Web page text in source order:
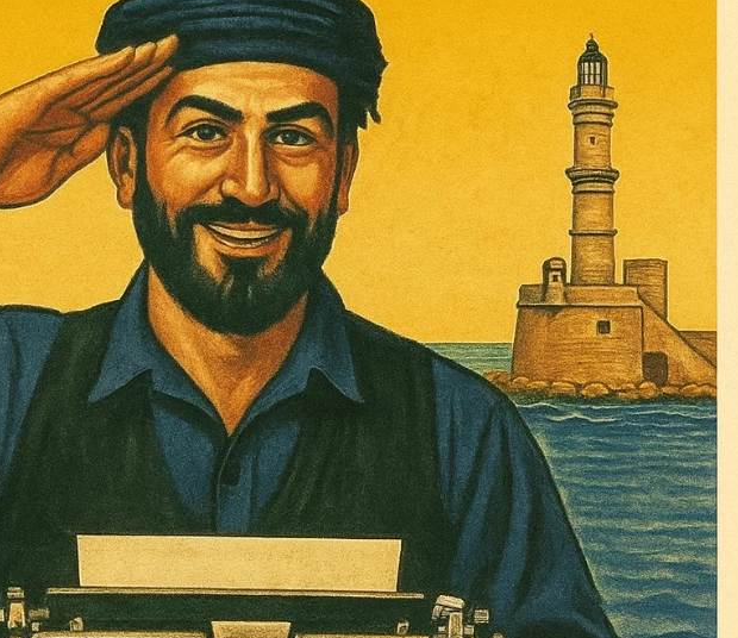
Αν όμως μπορείς, στήριξέ μας σήμερα. Ορίστε δύο καλοί λόγοι για να το κάνεις:
Η στήριξή σου ενισχύει άμεσα την ποιότητα και την ανεξαρτησία της
Κοστίζει λιγότερο από έναν καφέ και η διαδικασία διαρκεί λιγότερο από 1 λεπτό.
σήμερα να γίνεις συνδρομητής ή δωρητής.
Γίνε συνδρομητής
Σας ευχαριστούμε θερμά.